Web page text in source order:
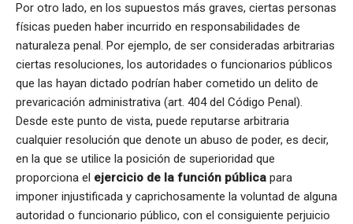
Por otro lado, en los supuestos más graves, ciertas personas
físicas pueden haber incurrido en responsabilidades de
naturaleza penal. Por ejemplo, de ser consideradas arbitrarias
ciertas resoluciones, los autoridades o funcionarios públicos
que las hayan dictado podrían haber cometido un delito de
prevaricación administrativa (art. 404 del Código Penal).
Desde este punto de vista, puede reputarse arbitraria
cualquier resolución que denote un abuso de poder, es decir,
en la que se utilice la posición de superioridad que
proporciona el ejercicio de la función pública para
imponer injustificada y caprichosamente la voluntad de alguna
autoridad o funcionario público, con el consiguiente perjuicio